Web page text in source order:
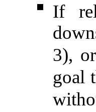
If
3),
goal